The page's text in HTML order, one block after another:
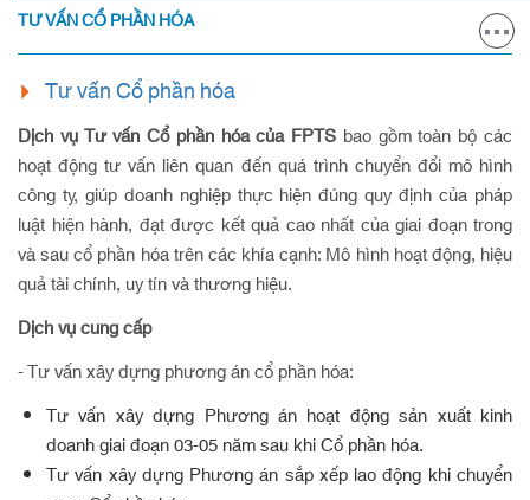
TƯ VẤN CỔ PHẦN HÓA
Tư vấn Cổ phần hóa
Dịch vụ Tư vấn Cổ phần hóa của FPTS bao gồm toàn bộ các
hoạt động tư vấn liên quan đến quá trình chuyển đổi mô hình
công ty, giúp doanh nghiệp thực hiện đúng quy định của pháp
luật hiện hành, đạt được kết quả cao nhất của giai đoạn trong
và sau cổ phần hóa trên các khía cạnh: Mô hình hoạt động, hiệu
quả tài chính, uy tín và thương hiệu.
Dịch vụ cung cấp
- Tư vấn xây dựng phương án cổ phần hóa:
Tư vấn xây dựng Phương án hoạt động sản xuất kinh
doanh giai đoạn 03-05 năm sau khi Cổ phần hóa.
Tư vấn xây dựng Phương án sắp xếp lao động khi chuyển